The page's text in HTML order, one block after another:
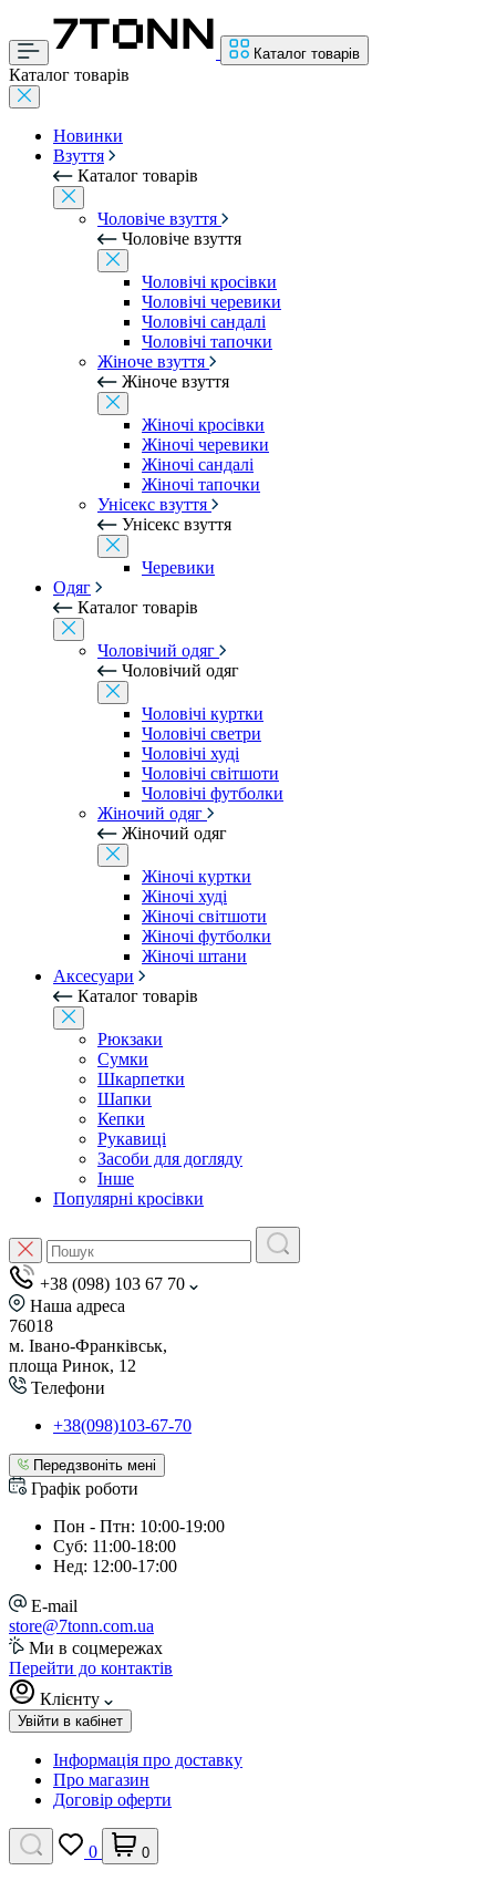
Каталог товарів
Каталог товарів
Новинки
Взуття
Каталог товарів
Чоловіче взуття
Чоловіче взуття
Чоловічі кросівки
Чоловічі черевики
Чоловічі сандалі
Чоловічі тапочки
Жіноче взуття
Жіноче взуття
Жіночі кросівки
Жіночі черевики
Жіночі сандалі
Жіночі тапочки
Унісекс взуття
Унісекс взуття
Черевики
Одяг
Каталог товарів
Чоловічий одяг
Чоловічий одяг
Чоловічі куртки
Чоловічі светри
Чоловічі худі
Чоловічі світшоти
Чоловічі футболки
Жіночий одяг
Жіночий одяг
Жіночі куртки
Жіночі худі
Жіночі світшоти
Жіночі футболки
Жіночі штани
Аксесуари
Каталог товарів
Рюкзаки
Сумки
Шкарпетки
Шапки
Кепки
Рукавиці
Засоби для догляду
Інше
Популярні кросівки
+38 (098) 103 67 70
Наша адреса
76018
м. Івано-Франківськ,
площа Ринок, 12
Телефони
+38(098)103-67-70
Передзвоніть мені
Графік роботи
Пон - Птн: 10:00-19:00
Суб: 11:00-18:00
Нед: 12:00-17:00
E-mail
store@7tonn.com.ua
Ми в соцмережах
Перейти до контактів
Клієнту
Увійти в кабінет
Інформація про доставку
Про магазин
Договір оферти
0 0